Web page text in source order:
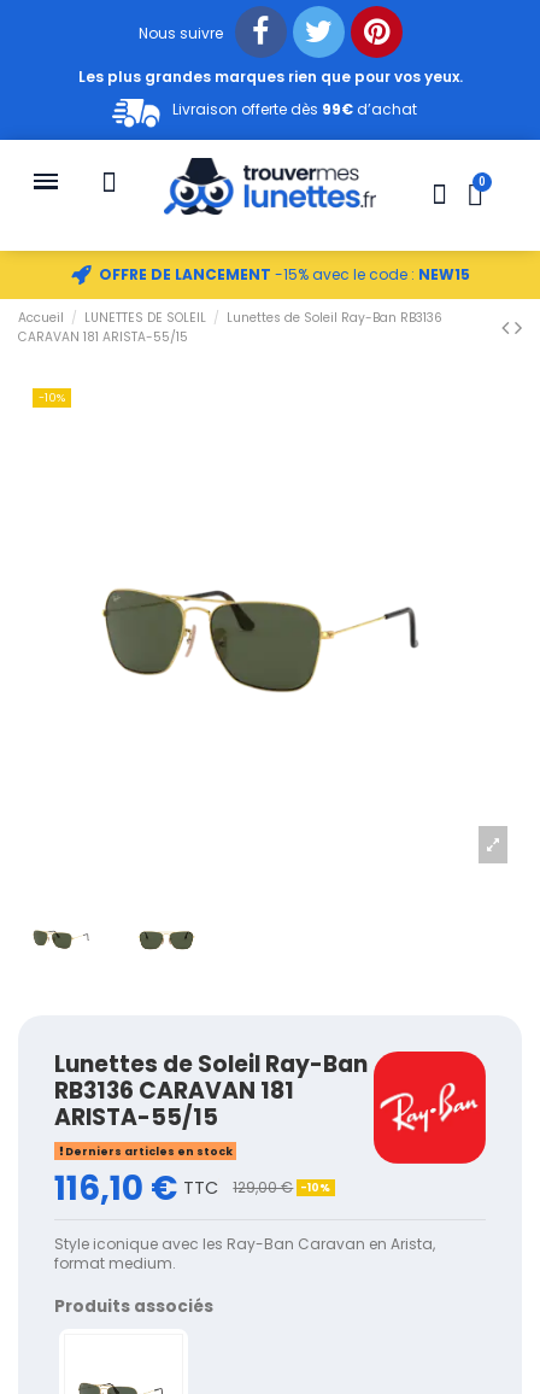
Nous suivre
Les plus grandes marques rien que pour vos yeux.
Livraison offerte dès 99€d’achat
OFFRE DE LANCEMENT -15% avec le code : NEW15
Accueil LUNETTES DE SOLEIL
Lunettes de Soleil Ray-Ban RB3136
CARAVAN 181 ARISTA-55/15
-10%
Lunettes de Soleil Ray-Ban
RB3136 CARAVAN 181
ARISTA-55/15
Derniers articles en stock
116,10 € TTC 129,00 € -10%
Style iconique avec les Ray-Ban Caravan en Arista,
format medium.
Produits associés